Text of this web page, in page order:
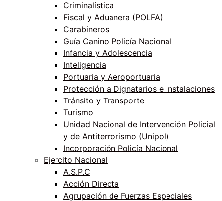
Criminalística
Fiscal y Aduanera (POLFA)
Carabineros
Guía Canino Policía Nacional
Infancia y Adolescencia
Inteligencia
Portuaria y Aeroportuaria
Protección a Dignatarios e Instalaciones
Tránsito y Transporte
Turismo
Unidad Nacional de Intervención Policial
y de Antiterrorismo (Unipol)
Incorporación Policía Nacional
Ejercito Nacional
A.S.P.C
Acción Directa
Agrupación de Fuerzas Especiales